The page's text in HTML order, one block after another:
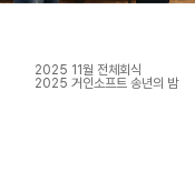
2025 11월 전체회식
2025 거인소프트 송년의 밤